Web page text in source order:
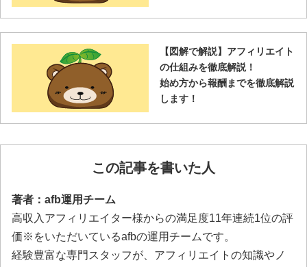
【図解で解説】アフィリエイト
の仕組みを徹底解説！
始め方から報酬までを徹底解説
します！
この記事を書いた人
著者：afb運用チーム
高収入アフィリエイター様からの満足度11年連続1位の評
価※をいただいているafbの運用チームです。
経験豊富な専門スタッフが、アフィリエイトの知識やノ